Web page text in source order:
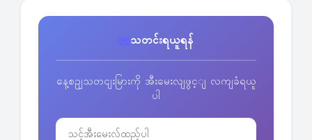
သတင်းရယူရန်
နေ့စဥျသတငျးမြားကို အီးမေးလျဖွင့ျ လကျခံရယူ
ပါ